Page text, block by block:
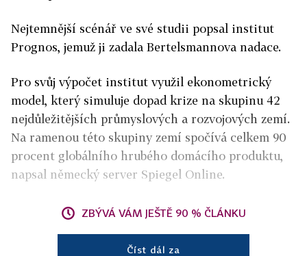
Nejtemnější scénář ve své studii popsal institut
Prognos, jemuž ji zadala Bertelsmannova nadace.
Pro svůj výpočet institut využil ekonometrický
model, který simuluje dopad krize na skupinu 42
nejdůležitějších průmyslových a rozvojových zemí.
Na ramenou této skupiny zemí spočívá celkem 90
procent globálního hrubého domácího produktu,
napsal německý server Spiegel Online.
ZBÝVÁ VÁM JEŠTĚ 90 % ČLÁNKU
Číst dál za